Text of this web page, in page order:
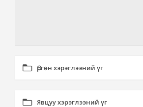
Өргөн хэрэглээний үг
Явцуу хэрэглээний үг